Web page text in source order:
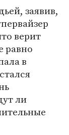
заявив,
верит
равно
в
ли